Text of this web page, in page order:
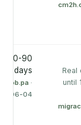
Real
until
30-90
days
·
06-04